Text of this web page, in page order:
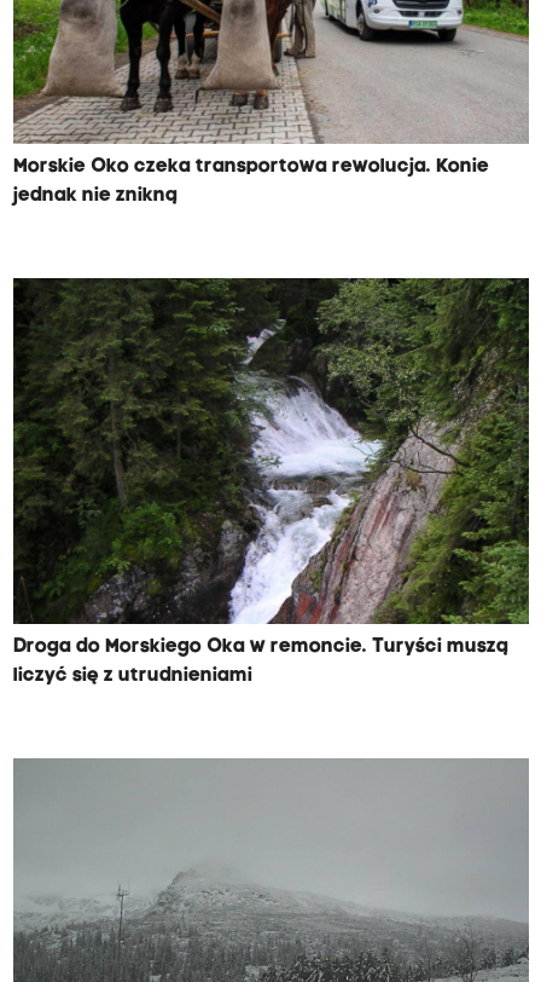
Morskie Oko czeka transportowa rewolucja. Konie
jednak nie znikną
Droga do Morskiego Oka w remoncie. Turyści muszą
liczyć się z utrudnieniami